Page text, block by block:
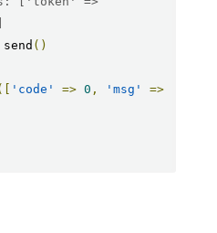
send ()
'code' => 0 , 'msg'
=>